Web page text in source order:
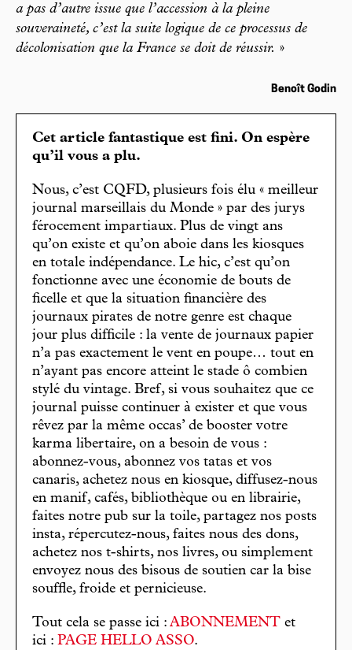
a pas d’autre issue que l’accession à la pleine
souveraineté, c’est la suite logique de ce processus de
décolonisation que la France se doit de réussir. »
Benoît Godin
Cet article fantastique est fini. On espère
qu’il vous a plu.
Nous, c’est CQFD, plusieurs fois élu « meilleur
journal marseillais du Monde » par des jurys
férocement impartiaux. Plus de vingt ans
qu’on existe et qu’on aboie dans les kiosques
en totale indépendance. Le hic, c’est qu’on
fonctionne avec une économie de bouts de
ficelle et que la situation financière des
journaux pirates de notre genre est chaque
jour plus difficile : la vente de journaux papier
n’a pas exactement le vent en poupe… tout en
n’ayant pas encore atteint le stade ô combien
stylé du vintage. Bref, si vous souhaitez que ce
journal puisse continuer à exister et que vous
rêvez par la même occas’ de booster votre
karma libertaire, on a besoin de vous :
abonnez-vous, abonnez vos tatas et vos
canaris, achetez nous en kiosque, diffusez-nous
en manif, cafés, bibliothèque ou en librairie,
faites notre pub sur la toile, partagez nos posts
insta, répercutez-nous, faites nous des dons,
achetez nos t-shirts, nos livres, ou simplement
envoyez nous des bisous de soutien car la bise
souffle, froide et pernicieuse.
Tout cela se passe ici : ABONNEMENT et
ici : PAGE HELLO ASSO.